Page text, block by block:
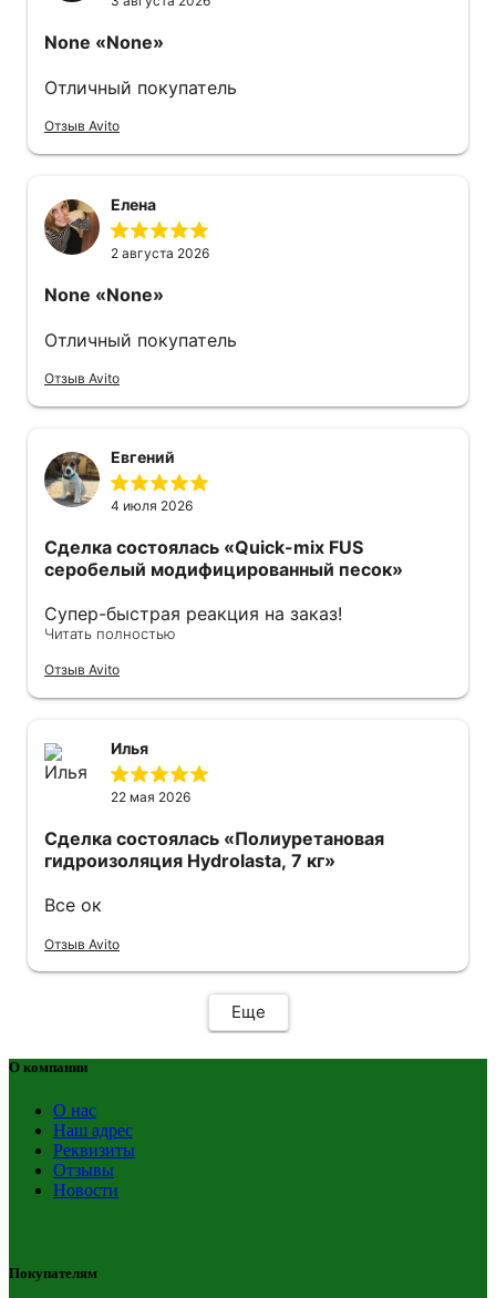
None «None»
Отличный покупатель
Отзыв Avito
Елена
2 августа 2026
None «None»
Отличный покупатель
Отзыв Avito
Евгений
4 июля 2026
Сделка состоялась «Quick-mix FUS
серобелый модифицированный песок»
Супер-быстрая реакция на заказ!
Оперативно отправили курьера с мешками!
Рекомендую.
Читать полностью
Отзыв Avito
Илья
22 мая 2026
Сделка состоялась «Полиуретановая
гидроизоляция Hydrolasta, 7 кг»
Все ок
Отзыв Avito
Еще
О компании
О нас
Наш адрес
Реквизиты
Отзывы
Новости
Покупателям